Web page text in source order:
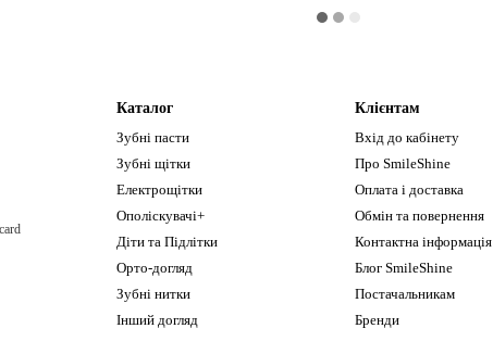
Каталог
Зубні пасти
Зубні щітки
Електрощітки
Ополіскувачі+
Діти та Підлітки
Орто-догляд
Зубні нитки
Інший догляд
Клієнтам
Вхід до кабінету
Про SmileShine
Оплата і доставка
Обмін та повернення
Контактна інформація
Блог SmileShine
Постачальникам
Бренди